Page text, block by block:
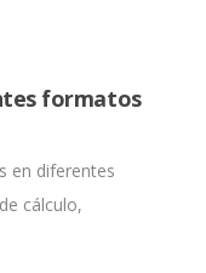
formatos
en diferentes
cálculo,